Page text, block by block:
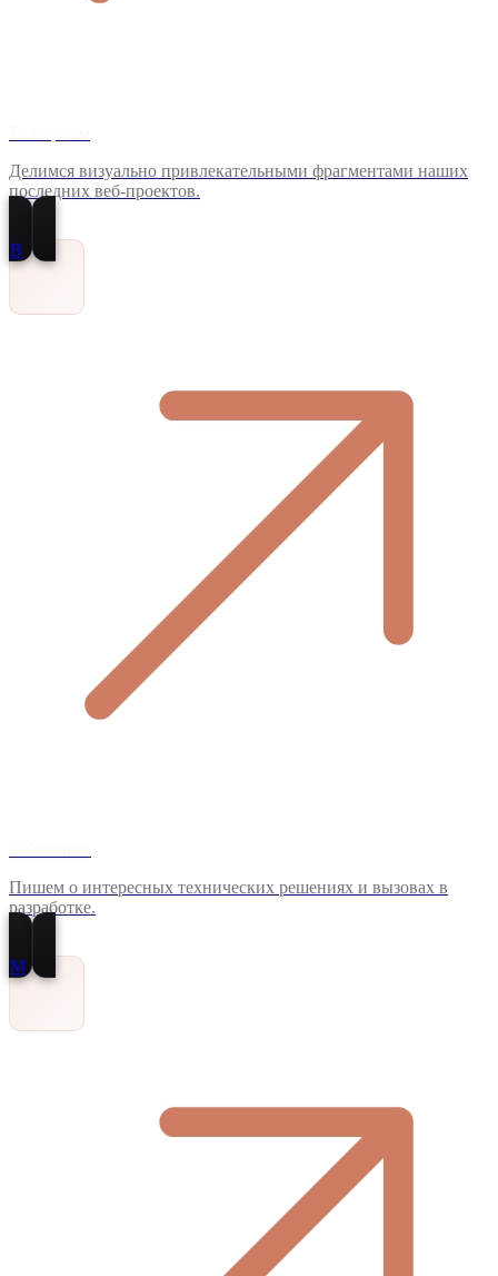
Делимся визуально привлекательными фрагментами наших
последних веб-проектов.
В
Пишем о интересных технических решениях и вызовах в
разработке.
M